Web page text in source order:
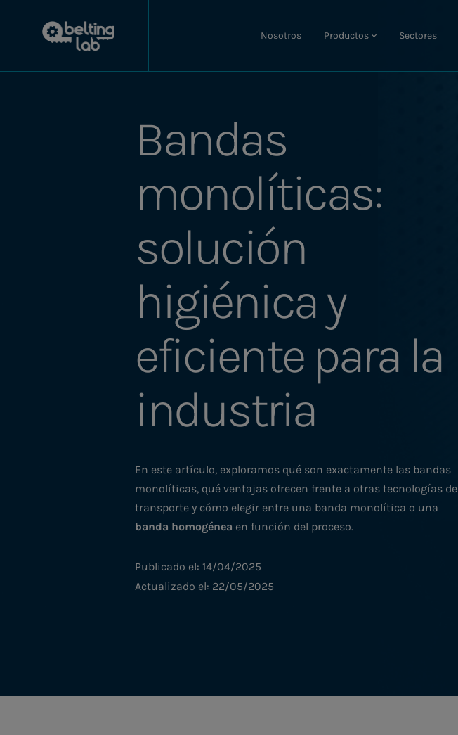
Bandas
monolíticas:
solución
higiénica y
eficiente para la
industria
En este artículo, exploramos qué son exactamente las bandas
monolíticas, qué ventajas ofrecen frente a otras tecnologías de
transporte y cómo elegir entre una banda monolítica o una
banda homogénea en función del proceso.
Publicado el: 14/04/2025
Actualizado el: 22/05/2025
Nosotros Productos Sectores